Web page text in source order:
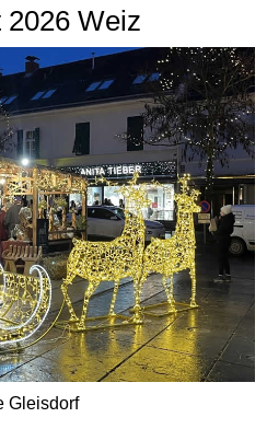
2026 Weiz
Gleisdorf